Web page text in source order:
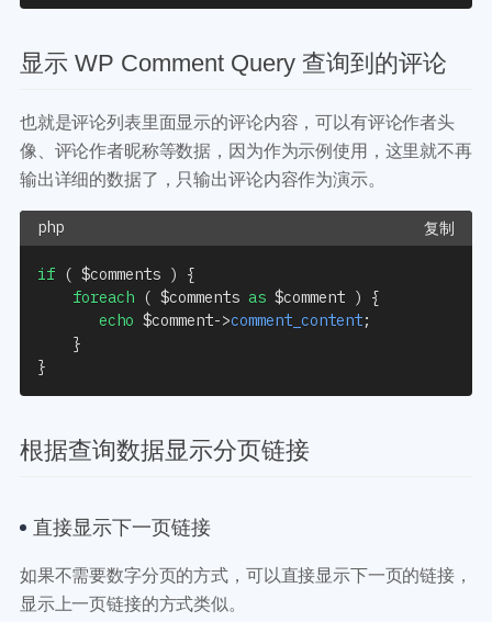
显示 WP Comment Query 查询到的评论
也就是评论列表里面显示的评论内容，可以有评论作者头
像、评论作者昵称等数据，因为作为示例使用，这里就不再
输出详细的数据了，只输出评论内容作为演示。
复制
if ( $comments )
{
foreach ( $comments as $comment )
{
echo $comment->comment_content;
}
}
根据查询数据显示分页链接
直接显示下一页链接
如果不需要数字分页的方式，可以直接显示下一页的链接，
显示上一页链接的方式类似。